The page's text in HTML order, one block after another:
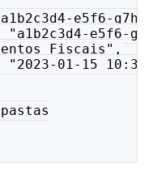
e5f6-
"a1b2c3d4-e5f6-
Fiscais",
"2023-01-15